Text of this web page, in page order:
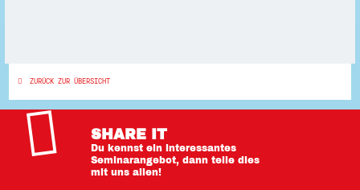
ZURÜCK ZUR ÜBERSICHT
SHARE IT
Du kennst ein interessantes
Seminarangebot, dann teile dies
mit uns allen!